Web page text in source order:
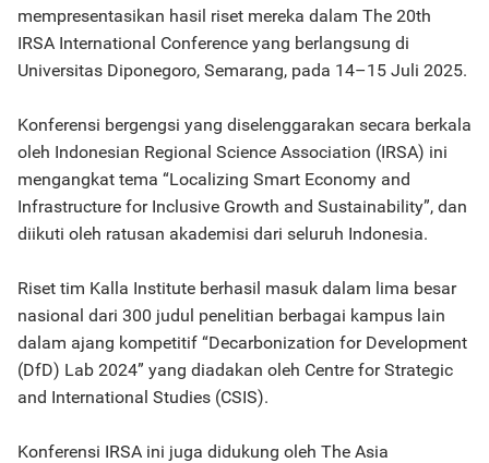
mempresentasikan hasil riset mereka dalam The 20th
IRSA International Conference yang berlangsung di
Universitas Diponegoro, Semarang, pada 14–15 Juli 2025.
Konferensi bergengsi yang diselenggarakan secara berkala
oleh Indonesian Regional Science Association (IRSA) ini
mengangkat tema “Localizing Smart Economy and
Infrastructure for Inclusive Growth and Sustainability”, dan
diikuti oleh ratusan akademisi dari seluruh Indonesia.
Riset tim Kalla Institute berhasil masuk dalam lima besar
nasional dari 300 judul penelitian berbagai kampus lain
dalam ajang kompetitif “Decarbonization for Development
(DfD) Lab 2024” yang diadakan oleh Centre for Strategic
and International Studies (CSIS).
Konferensi IRSA ini juga didukung oleh The Asia